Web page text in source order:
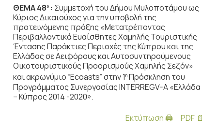
ΘΕΜΑ 48ο : Συμμετοχή του Δήμου Μυλοποτάμου ως
Κύριος Δικαιούχος για την υποβολή της
προτεινόμενης πράξης «Μετατρέποντας
Περιβαλλοντικά Ευαίσθητες Χαμηλής Τουριστικής
Έντασης Παράκτιες Περιοχές της Κύπρου και της
Ελλάδας σε Αειφόρους και Αυτοσυντηρούμενους
Οικοτουριστικούς Προορισμούς Χαμηλής Σεζόν»
και ακρωνύμιο “Ecoasts” στην 1ηΠρόσκληση του
Προγράμματος Συνεργασίας INTERREGV-A «Ελλάδα
– Κύπρος 2014 -2020».
Εκτύπωση 🖨
PDF 📄